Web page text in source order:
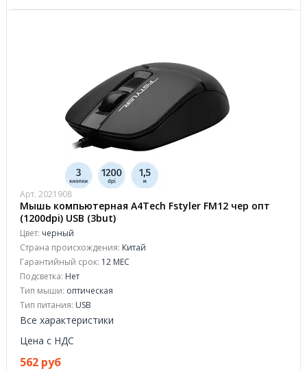
Арт. 2021908
Мышь компьютерная A4Tech Fstyler FM12 чер опт
(1200dpi) USB (3but)
Цвет: черный
Страна происхождения: Китай
Гарантийный срок: 12 МЕС
Подсветка: Нет
Тип мыши: оптическая
Тип питания: USB
Все характеристики
Цена с НДС
562 руб